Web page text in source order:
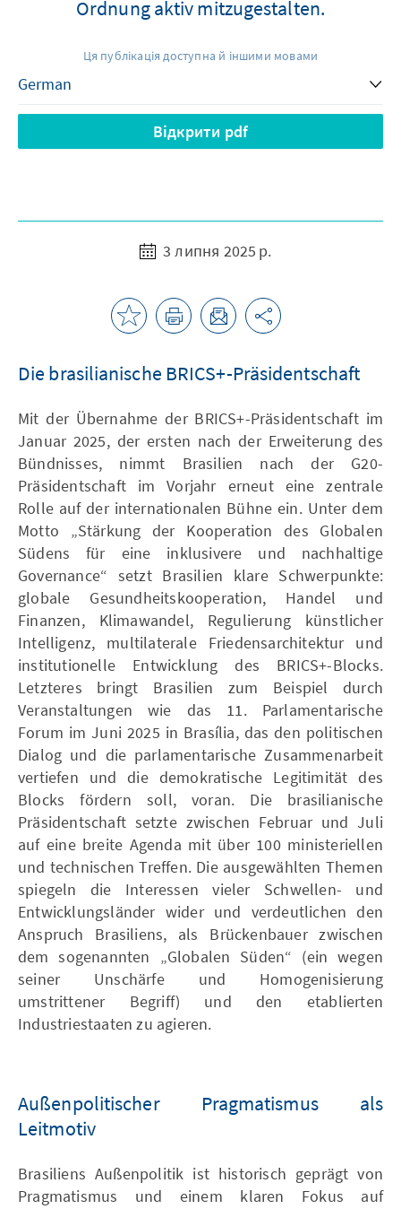
Ordnung aktiv mitzugestalten.
Ця публікація доступна й іншими мовами
Відкрити pdf
3 липня 2025 р.
Die brasilianische BRICS+-Präsidentschaft
Mit der Übernahme der BRICS+-Präsidentschaft im
Januar 2025, der ersten nach der Erweiterung des
Bündnisses, nimmt Brasilien nach der G20-
Präsidentschaft im Vorjahr erneut eine zentrale
Rolle auf der internationalen Bühne ein. Unter dem
Motto „Stärkung der Kooperation des Globalen
Südens für eine inklusivere und nachhaltige
Governance“ setzt Brasilien klare Schwerpunkte:
globale Gesundheitskooperation, Handel und
Finanzen, Klimawandel, Regulierung künstlicher
Intelligenz, multilaterale Friedensarchitektur und
institutionelle Entwicklung des BRICS+-Blocks.
Letzteres bringt Brasilien zum Beispiel durch
Veranstaltungen wie das 11. Parlamentarische
Forum im Juni 2025 in Brasília, das den politischen
Dialog und die parlamentarische Zusammenarbeit
vertiefen und die demokratische Legitimität des
Blocks fördern soll, voran. Die brasilianische
Präsidentschaft setzte zwischen Februar und Juli
auf eine breite Agenda mit über 100 ministeriellen
und technischen Treffen. Die ausgewählten Themen
spiegeln die Interessen vieler Schwellen- und
Entwicklungsländer wider und verdeutlichen den
Anspruch Brasiliens, als Brückenbauer zwischen
dem sogenannten „Globalen Süden“ (ein wegen
seiner Unschärfe und Homogenisierung
umstrittener Begriff) und den etablierten
Industriestaaten zu agieren.
Außenpolitischer Pragmatismus als
Leitmotiv
Brasiliens Außenpolitik ist historisch geprägt von
Pragmatismus und einem klaren Fokus auf